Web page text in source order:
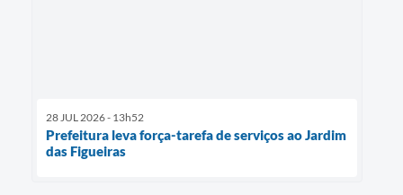
28 JUL 2026 - 13h52
Prefeitura leva força-tarefa de serviços ao Jardim
das Figueiras